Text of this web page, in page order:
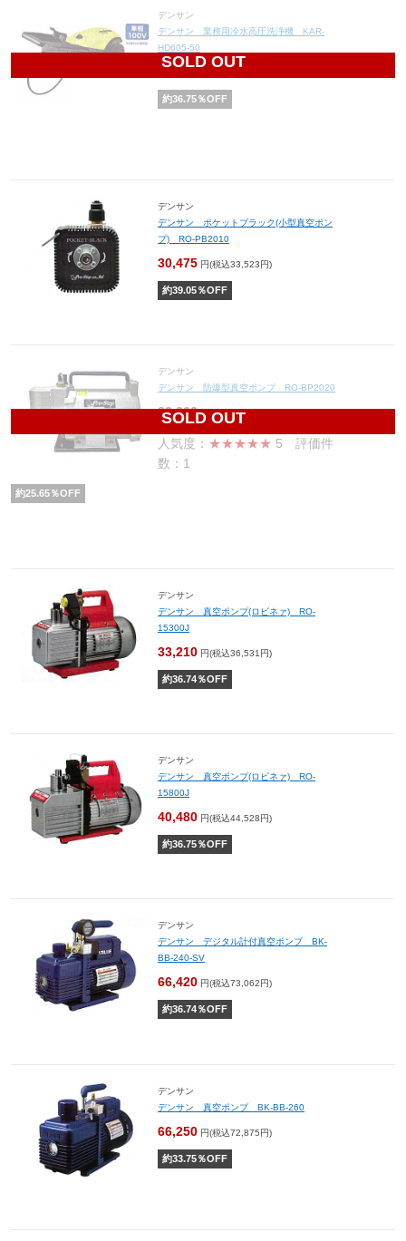
SOLD OUT
デンサン
デンサン 業務用冷水高圧洗浄機 KAR-
HD605-50
115,120
約36.75％OFF
デンサン
デンサン ポケットブラック(小型真空ポン
プ) RO-PB2010
30,475 円(税込33,523円)
約39.05％OFF
SOLD OUT
デンサン
デンサン 防爆型真空ポンプ RO-BP2020
80,000円(税込88,000円)
人気度： ★★★★★ 5 評価件
数：1
約25.65％OFF
デンサン
デンサン 真空ポンプ(ロビネァ) RO-
15300J
33,210 円(税込36,531円)
約36.74％OFF
デンサン
デンサン 真空ポンプ(ロビネァ) RO-
15800J
40,480 円(税込44,528円)
約36.75％OFF
デンサン
デンサン デジタル計付真空ポンプ BK-
BB-240-SV
66,420 円(税込73,062円)
約36.74％OFF
デンサン
デンサン 真空ポンプ BK-BB-260
66,250 円(税込72,875円)
約33.75％OFF